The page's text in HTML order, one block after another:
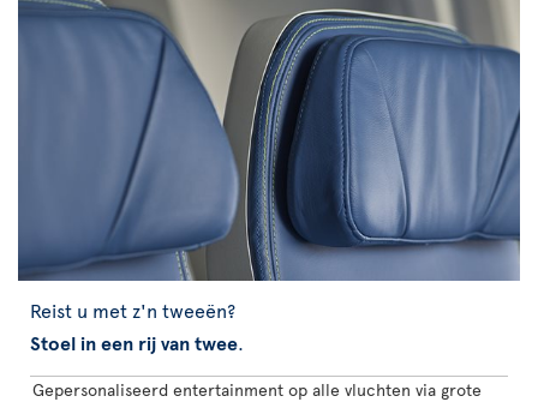
Reist u met z'n tweeën?
Stoel in een rij van twee.
Gepersonaliseerd entertainment op alle vluchten via grote